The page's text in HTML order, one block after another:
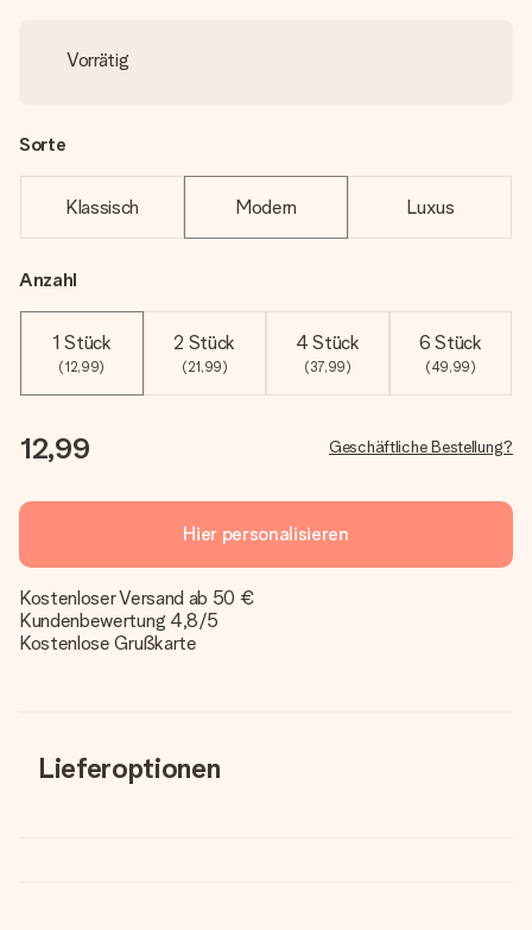
Vorrätig
Sorte
Klassisch Modern Luxus
Anzahl
1 Stück
(12,99)
2 Stück
(21,99)
4 Stück
(37,99)
6 Stück
(49,99)
12,99 Geschäftliche Bestellung?
Hier personalisieren
Kostenloser Versand ab 50 €
Kundenbewertung 4,8/5
Kostenlose Grußkarte
Lieferoptionen